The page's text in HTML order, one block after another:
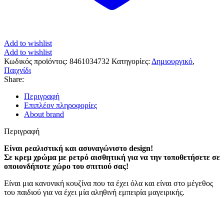
Add to wishlist
Add to wishlist
Κωδικός προϊόντος: 8461034732 Κατηγορίες: Δημιουργικό,
Παιχνίδι
Share:
Περιγραφή
Επιπλέον πληροφορίες
About brand
Περιγραφή
Είναι ρεαλιστική και ασυναγώνιστο design!
Σε κρεμ χρώμα με ρετρό αισθητική για να την τοποθετήσετε σε
οποιονδήποτε χώρο του σπιτιού σας!
Είναι μια κανονική κουζίνα που τα έχει όλα και είναι στο μέγεθος
του παιδιού για να έχει μία αληθινή εμπειρία μαγειρικής.